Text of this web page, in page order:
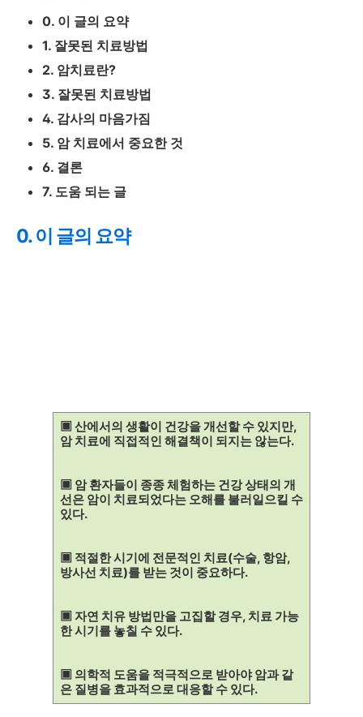
0. 이 글의 요약
1. 잘못된 치료방법
2. 암치료란?
3. 잘못된 치료방법
4. 감사의 마음가짐
5. 암 치료에서 중요한 것
6. 결론
7. 도움 되는 글
0. 이 글의 요약
▣ 산에서의 생활이 건강을 개선할 수 있지만,
암 치료에 직접적인 해결책이 되지는 않는다.
▣ 암 환자들이 종종 체험하는 건강 상태의 개
선은 암이 치료되었다는 오해를 불러일으킬 수
있다.
▣ 적절한 시기에 전문적인 치료(수술, 항암,
방사선 치료)를 받는 것이 중요하다.
▣ 자연 치유 방법만을 고집할 경우, 치료 가능
한 시기를 놓칠 수 있다.
▣ 의학적 도움을 적극적으로 받아야 암과 같
은 질병을 효과적으로 대응할 수 있다.